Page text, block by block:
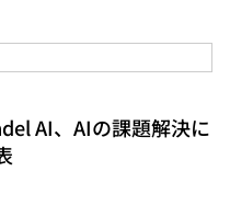
AI、AIの課題解決に